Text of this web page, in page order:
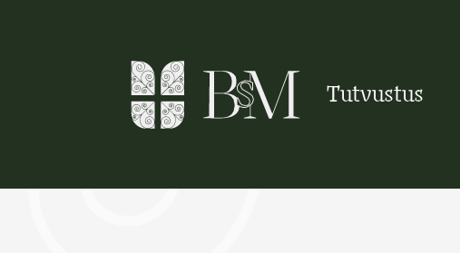
content
Tutvustus